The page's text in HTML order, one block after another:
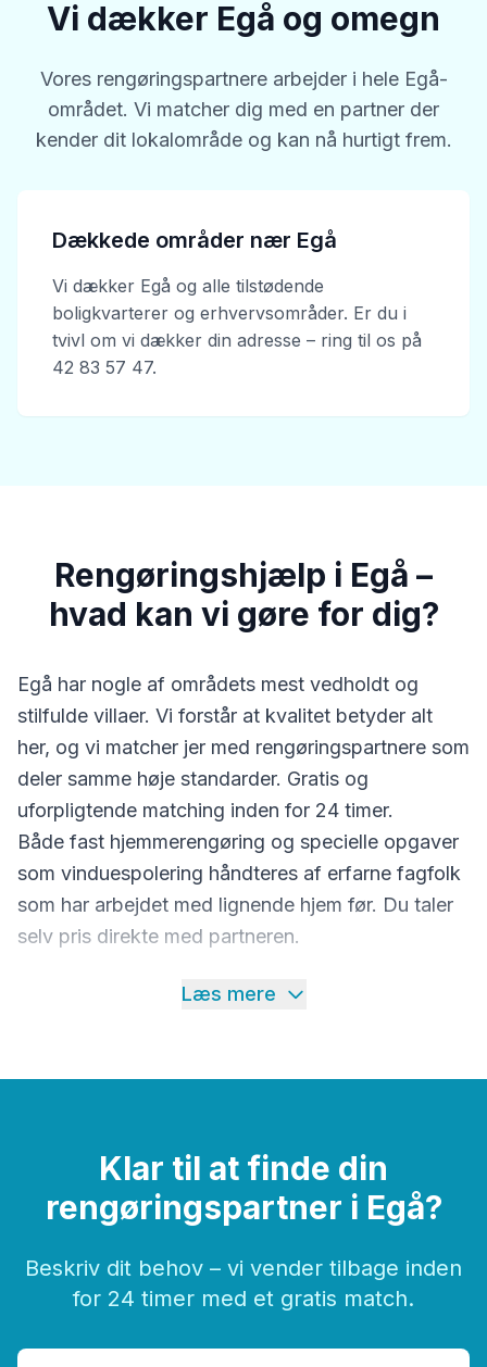
Vi dækker Egå og omegn
Vores rengøringspartnere arbejder i hele Egå-
området. Vi matcher dig med en partner der
kender dit lokalområde og kan nå hurtigt frem.
Dækkede områder nær Egå
Vi dækker Egå og alle tilstødende
boligkvarterer og erhvervsområder. Er du i
tvivl om vi dækker din adresse – ring til os på
42 83 57 47.
Rengøringshjælp i Egå –
hvad kan vi gøre for dig?
Egå har nogle af områdets mest vedholdt og
stilfulde villaer. Vi forstår at kvalitet betyder alt
her, og vi matcher jer med rengøringspartnere som
deler samme høje standarder. Gratis og
uforpligtende matching inden for 24 timer.
Både fast hjemmerengøring og specielle opgaver
som vinduespolering håndteres af erfarne fagfolk
som har arbejdet med lignende hjem før. Du taler
selv pris direkte med partneren.
Læs mere
Klar til at finde din
rengøringspartner i Egå?
Beskriv dit behov – vi vender tilbage inden
for 24 timer med et gratis match.